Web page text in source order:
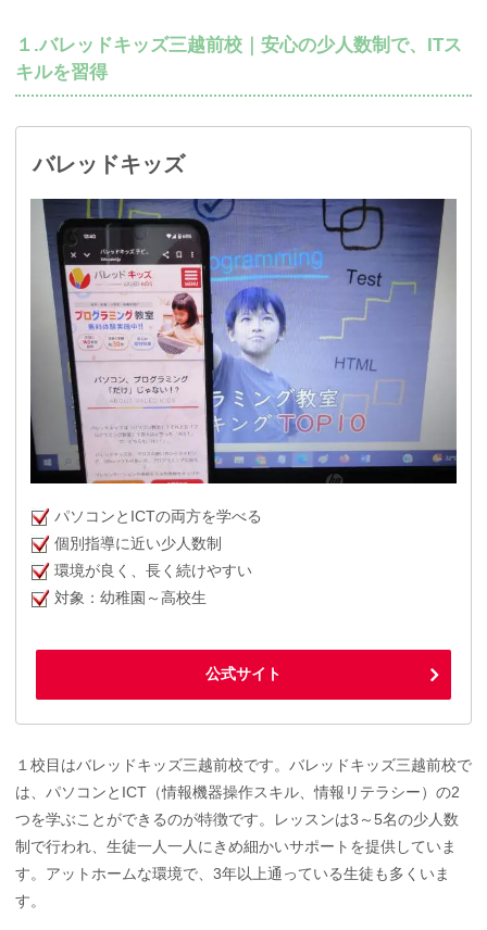
１.バレッドキッズ三越前校｜安心の少人数制で、ITス
キルを習得
バレッドキッズ
パソコンとICTの両方を学べる
個別指導に近い少人数制
環境が良く、長く続けやすい
対象：幼稚園～高校生
公式サイト
１校目はバレッドキッズ三越前校です。バレッドキッズ三越前校で
は、パソコンとICT（情報機器操作スキル、情報リテラシー）の2
つを学ぶことができるのが特徴です。レッスンは3～5名の少人数
制で行われ、生徒一人一人にきめ細かいサポートを提供していま
す。アットホームな環境で、3年以上通っている生徒も多くいま
す。